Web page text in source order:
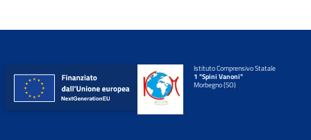
Istituto Comprensivo Statale
1 "Spini Vanoni"
Morbegno (SO)